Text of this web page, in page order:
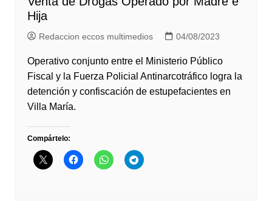
Hija
Redaccion eccos multimedios 04/08/2023
Operativo conjunto entre el Ministerio Público
Fiscal y la Fuerza Policial Antinarcotráfico logra la
detención y confiscación de estupefacientes en
Villa María.
Compártelo: